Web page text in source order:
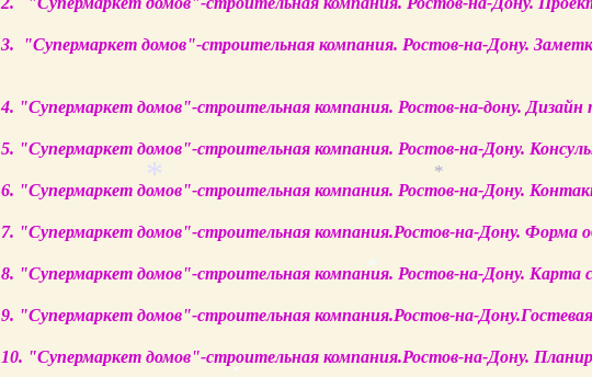
3. "Cупермаркет домов"-строительная компания. Ростов-на-Дону.
4. "Супермаркет домов"-строительная компания. Ростов-на-дону. Дизайн
5. "Супермаркет домов"-строительная компания. Ростов-на-Дону.
6. "Супермаркет домов"-строительная компания. Ростов-на-Дону.
7. "Супермаркет домов"-строительная компания.Ростов-на-Дону. Форма
8. "Супермаркет домов"-строительная компания. Ростов-на-Дону. Карта
9. "Супермаркет домов"-строительная компания.Ростов-на-
10. "Супермаркет домов"-строительная компания.Ростов-на-Дону.
*